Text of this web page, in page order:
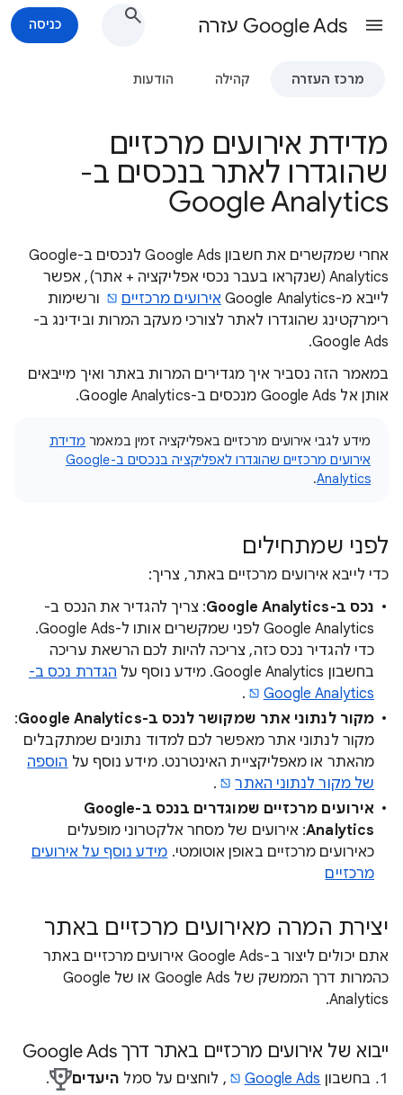
Google Ads עזרה כניסה
מרכז העזרה קהילה הודעות
מדידת אירועים מרכזיים
שהוגדרו לאתר בנכסים ב-
Google Analytics
אחרי שמקשרים את חשבון Google Ads לנכסים ב-Google
Analytics (שנקראו בעבר נכסי אפליקציה + אתר), אפשר
לייבא מ-Google Analytics
אירועים מרכזיים
ורשימות
רימרקטינג שהוגדרו לאתר לצורכי מעקב המרות ובידינג ב-
Google Ads.
במאמר הזה נסביר איך מגדירים המרות באתר ואיך מייבאים
אותן אל Google Ads מנכסים ב-Google Analytics.
מידע לגבי אירועים מרכזיים באפליקציה זמין במאמר מדידת
אירועים מרכזיים שהוגדרו לאפליקציה בנכסים ב-Google
Analytics
.
לפני שמתחילים
כדי לייבא אירועים מרכזיים באתר, צריך:
נכס ב-Google Analytics
: צריך להגדיר את הנכס ב-
Google Analytics לפני שמקשרים אותו ל-Google Ads.
כדי להגדיר נכס כזה, צריכה להיות לכם הרשאת עריכה
בחשבון Google Analytics. מידע נוסף על
הגדרת נכס ב-
Google Analytics
.
מקור לנתוני אתר שמקושר לנכס ב-Google Analytics
:
מקור לנתוני אתר מאפשר לכם למדוד נתונים שמתקבלים
מהאתר או מאפליקציית האינטרנט. מידע נוסף על הוספה
של מקור לנתוני האתר
.
אירועים מרכזיים שמוגדרים בנכס ב-Google
Analytics: אירועים של מסחר אלקטרוני מופעלים
כאירועים מרכזיים באופן אוטומטי. מידע נוסף על אירועים
מרכזיים
יצירת המרה מאירועים מרכזיים באתר
אתם יכולים ליצור ב-Google Ads אירועים מרכזיים באתר
כהמרות דרך הממשק של Google Ads או של Google
Analytics.
ייבוא של אירועים מרכזיים באתר דרך Google Ads
בחשבון Google Ads , לוחצים על סמל היעדים
.